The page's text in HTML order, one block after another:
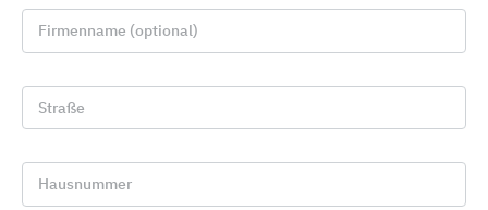
Firmenname (optional)
Straße
Hausnummer